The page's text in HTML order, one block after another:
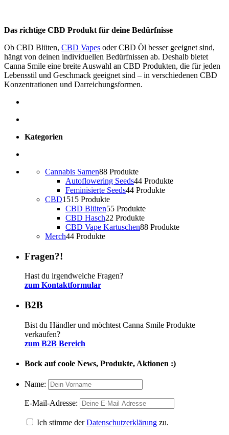
Das richtige CBD Produkt für deine Bedürfnisse
Ob CBD Blüten, CBD Vapes oder CBD Öl besser geeignet sind,
hängt von deinen individuellen Bedürfnissen ab. Deshalb bietet
Canna Smile eine breite Auswahl an CBD Produkten, die für jeden
Lebensstil und Geschmack geeignet sind – in verschiedenen CBD
Konzentrationen und Darreichungsformen.
Kategorien
Cannabis Samen88 Produkte
Autoflowering Seeds44 Produkte
Feminisierte Seeds44 Produkte
CBD1515 Produkte
CBD Blüten55 Produkte
CBD Hasch22 Produkte
CBD Vape Kartuschen88 Produkte
Merch44 Produkte
Fragen?!
Hast du irgendwelche Fragen?
zum Kontaktformular
B2B
Bist du Händler und möchtest Canna Smile Produkte
verkaufen?
zum B2B Bereich
Bock auf coole News, Produkte, Aktionen :)
Name:
E-Mail-Adresse:
Ich stimme derDatenschutzerklärung zu.